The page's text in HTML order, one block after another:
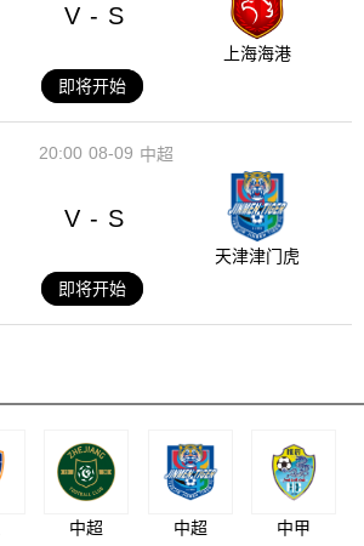
V - S
上海海港
即将开始
08-09
20:00 中超
V - S
天津津门虎
即将开始
中超 中超 中甲